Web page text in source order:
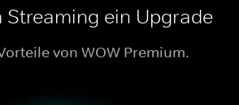
Streaming ein Upgrade
von WOW Premium.